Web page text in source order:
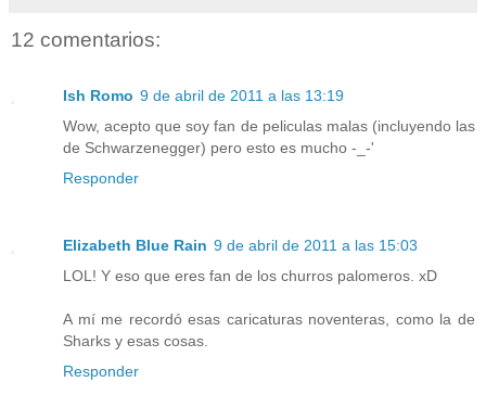
12 comentarios:
Ish Romo 9 de abril de 2011 a las 13:19
Wow, acepto que soy fan de peliculas malas (incluyendo las
de Schwarzenegger) pero esto es mucho -_-'
Responder
Elizabeth Blue Rain 9 de abril de 2011 a las 15:03
LOL! Y eso que eres fan de los churros palomeros. xD
A mí me recordó esas caricaturas noventeras, como la de
Sharks y esas cosas.
Responder